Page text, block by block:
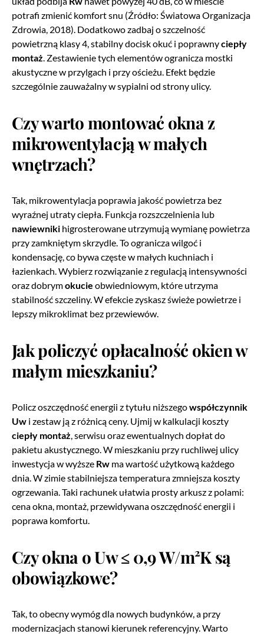
potrafi zmienić komfort snu (Źródło: Światowa Organizacja
Zdrowia, 2018). Dodatkowo zadbaj o szczelność
powietrzną klasy 4, stabilny docisk okuć i poprawnyciepły
montaż. Zestawienie tych elementów ogranicza mostki
akustyczne w przylgach i przy ościeżu. Efekt będzie
szczególnie zauważalny w sypialni od strony ulicy.
Czy warto montować okna z
mikrowentylacją w małych
wnętrzach?
Tak, mikrowentylacja poprawia jakość powietrza bez
wyraźnej utraty ciepła. Funkcja rozszczelnienia lub
nawiewniki higrosterowane utrzymują wymianę powietrza
przy zamkniętym skrzydle. To ogranicza wilgoć i
kondensację, co bywa częste w małych kuchniach i
łazienkach. Wybierz rozwiązanie z regulacją intensywności
oraz dobrymokucie obwiedniowym, które utrzyma
stabilność szczeliny. W efekcie zyskasz świeże powietrze i
lepszy mikroklimat bez przewiewów.
Jak policzyć opłacalność okien w
małym mieszkaniu?
Policz oszczędność energii z tytułu niższegowspółczynnik
Uw i zestaw ją z różnicą ceny. Ujmij w kalkulacji koszty
ciepły montaż, serwisu oraz ewentualnych dopłat do
pakietu akustycznego. W mieszkaniu przy ruchliwej ulicy
inwestycja w wyższe Rw ma wartość użytkową każdego
dnia. W zimie stabilniejsza temperatura zmniejsza koszty
ogrzewania. Taki rachunek ułatwia prosty arkusz z polami:
cena okna, montaż, przewidywana oszczędność energii i
poprawa komfortu.
Czy okna o Uw ≤ 0,9 W/m²K są
obowiązkowe?
Tak, to obecny wymóg dla nowych budynków, a przy
modernizacjach stanowi kierunek referencyjny. Warto